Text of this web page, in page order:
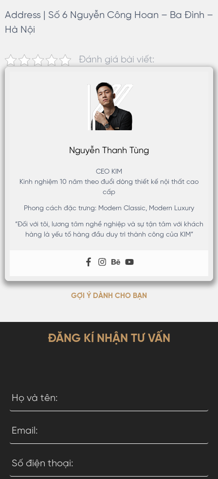
Address | Số 6 Nguyễn Công Hoan – Ba Đình –
Hà Nội
Đánh giá bài viết:
Nguyễn Thanh Tùng
CEO KIM
Kinh nghiệm 10 năm theo đuổi dòng thiết kế nội thất cao
cấp
Phong cách đặc trưng: Modern Classic, Modern Luxury
“Đối với tôi, lương tâm nghề nghiệp và sự tận tâm với khách
hàng là yếu tố hàng đầu duy trì thành công của KIM”
GỢI Ý DÀNH CHO BẠN
ĐĂNG KÍ NHẬN TƯ VẤN